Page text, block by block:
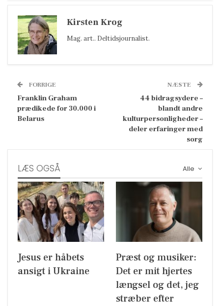
Kirsten Krog
Mag. art.. Deltidsjournalist.
FORRIGE
Franklin Graham
prædikede for 30.000 i
Belarus
NÆSTE
44 bidragsydere –
blandt andre
kulturpersonligheder –
deler erfaringer med
sorg
Alle
LÆS OGSÅ
Jesus er håbets
ansigt i Ukraine
Præst og musiker:
Det er mit hjertes
længsel og det, jeg
stræber efter